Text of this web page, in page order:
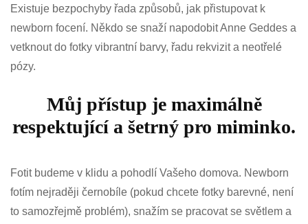
Existuje bezpochyby řada způsobů, jak přistupovat k
newborn focení. Někdo se snaží napodobit Anne Geddes a
vetknout do fotky vibrantní barvy, řadu rekvizit a neotřelé
pózy.
Můj přístup je maximálně
respektující a šetrný pro miminko.
Fotit budeme v klidu a pohodlí Vašeho domova. Newborn
fotím nejraději černobíle (pokud chcete fotky barevné, není
to samozřejmě problém), snažím se pracovat se světlem a